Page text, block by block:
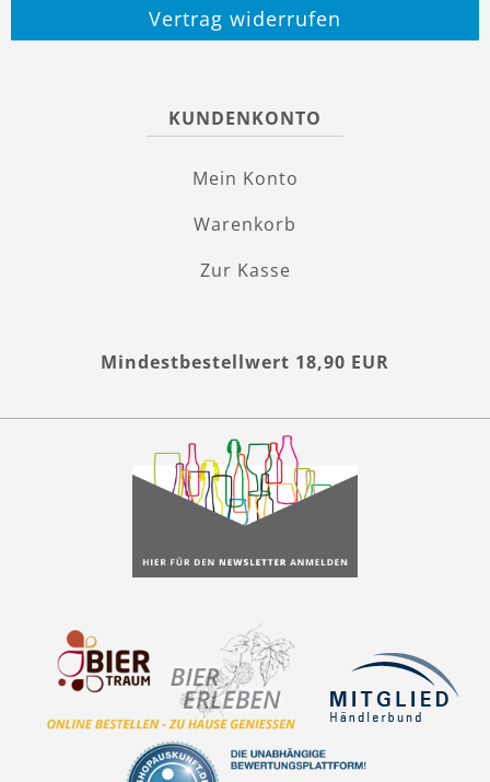
Vertrag widerrufen
KUNDENKONTO
Mein Konto
Warenkorb
Zur Kasse
Mindestbestellwert 18,90 EUR